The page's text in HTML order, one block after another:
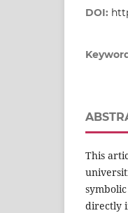
DOI:
This
directly